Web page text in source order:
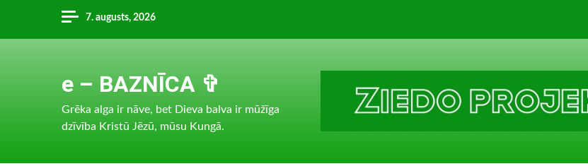
content
7. augusts, 2026
e – BAZNĪCA ✞
Grēka alga ir nāve, bet Dieva balva ir mūžīga
dzīvība Kristū Jēzū, mūsu Kungā.